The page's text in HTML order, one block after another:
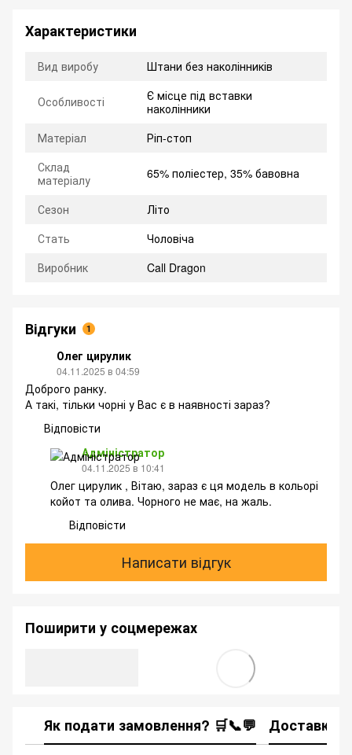
Характеристики
Вид виробу Штани без наколінників
Особливості
Є місце під вставки
наколінники
Матеріал
Ріп-стоп
Склад
матеріалу
65% поліестер, 35% бавовна
Сезон
Літо
Стать
Чоловіча
Виробник
Call Dragon
Відгуки 1
Олег цирулик
04.11.2025 в 04:59
Доброго ранку.
А такі, тільки чорні у Вас є в наявності зараз?
Відповісти
Адміністратор
04.11.2025 в 10:41
Олег цирулик , Вітаю, зараз є ця модель в кольорі
койот та олива. Чорного не має, на жаль.
Відповісти
Написати відгук
Поширити у соцмережах
Як подати замовлення? 🛒📞💬 Доставка